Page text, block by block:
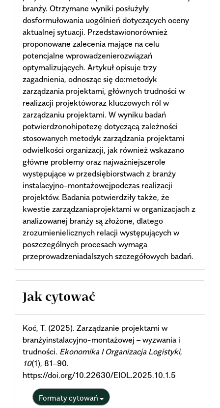
branży. Otrzymane wyniki posłużyły
dosformułowania uogólnień dotyczących oceny
aktualnej sytuacji. Przedstawionorównież
proponowane zalecenia mające na celu
potencjalne wprowadzenierozwiązań
optymalizujących. Artykuł opisuje trzy
zagadnienia, odnosząc się do:metodyk
zarządzania projektami, głównych trudności w
realizacji projektóworaz kluczowych ról w
zarządzaniu projektami. W wyniku badań
potwierdzonohipotezę dotyczącą zależności
stosowanych metodyk zarządzania projektami
odwielkości organizacji, jak również wskazano
główne problemy oraz najważniejszerole
występujące w przedsiębiorstwach z branży
instalacyjno-montażowejpodczas realizacji
projektów. Badania potwierdziły także, że
kwestie zarządzaniaprojektami w organizacjach z
analizowanej branży są złożone, dlatego
zrozumienielicznych relacji występujących w
poszczególnych procesach wymaga
przeprowadzeniadalszych szczegółowych badań.
Article
Details
Jak cytować
Koć, T. (2025). Zarządzanie projektami w
branżyinstalacyjno-montażowej – wyzwania i
trudności. Ekonomika I Organizacja Logistyki,
10(1), 81–90.
https://doi.org/10.22630/EIOL.2025.10.1.5
Formaty cytowań